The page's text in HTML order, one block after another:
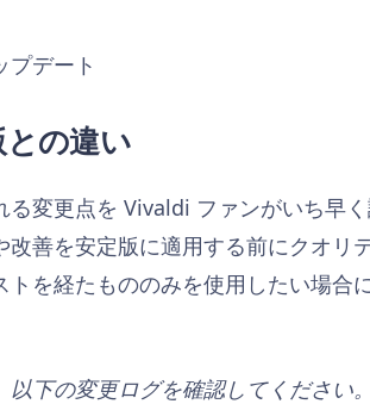
デート
の違い
変更点を Vivaldi ファンがいち早
善を安定版に適用する前にクオリ
を経たもののみを使用したい場合
下の変更ログを確認してください